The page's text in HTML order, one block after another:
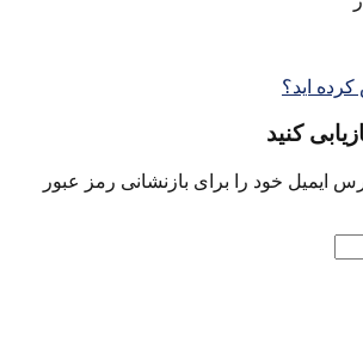
اید؟
کنید
ایمیل خود را برای بازنشانی رمز عبور